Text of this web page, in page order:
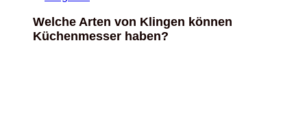
Welche Arten von Klingen können
Küchenmesser haben?